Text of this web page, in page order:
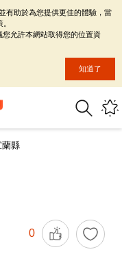
蘭縣
0
有助於為您提供更佳的體驗，當
允許本網站取得您的位置資
知道了